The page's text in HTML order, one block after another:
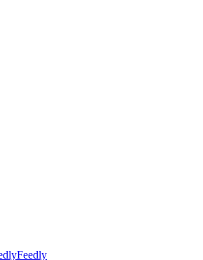
Feedly